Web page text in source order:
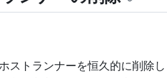
ストランナーを恒久的に削除